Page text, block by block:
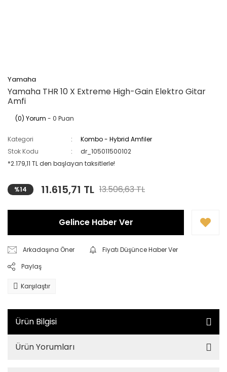
Yamaha
Yamaha THR 10 X Extreme High-Gain Elektro Gitar
Amfi
(0) Yorum - 0 Puan
Kategori
Kombo - Hybrid Amfiler
Stok Kodu
dr_105011500102
*2.179,11 TL den başlayan taksitlerle!
%14 11.615,71 TL 13.506,63 TL
Gelince Haber Ver
Arkadaşına Öner
Fiyatı Düşünce Haber Ver
Paylaş
Karşılaştır
Ürün Bilgisi
Ürün Yorumları